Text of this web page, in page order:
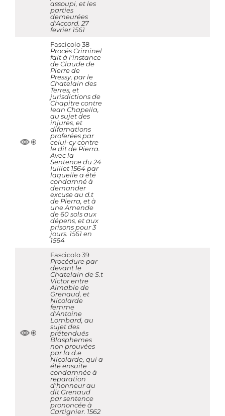
assoupi, et les
parties
demeurées
d'Accord. 27
fevrier 1561
Fascicolo 38
Procés Criminel
fait à l'instance
de Claude de
Pierre de
Pressy, par le
Chatelain des
Terres, et
jurisdictions de
Chapitre contre
Iean Chapella,
au sujet des
injures, et
difamations
proferées par
celui-cy contre
le dit de Pierra.
Avec la
Sentence du 24
Iuillet 1564 par
laquelle a été
condamné à
demander
excuse au d.t
de Pierra, et à
une Amende
de 60 sols aux
dépens, et aux
prisons pour 3
jours. 1561 en
1564
Fascicolo 39
Procédure par
devant le
Chatelain de S.t
Victor entre
Aimable de
Grenaud, et
Nicolarde
femme
d'Antoine
Lombard, au
sujet des
prétenduës
Blasphemes
non prouvées
par la d.e
Nicolarde, qui a
été ensuite
condamnée à
reparation
d'honneur au
dit Grenaud
par sentence
prononcée à
Cartignier. 1562